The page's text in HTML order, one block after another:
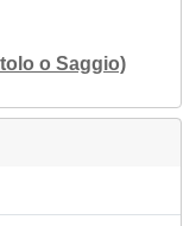
o Saggio)